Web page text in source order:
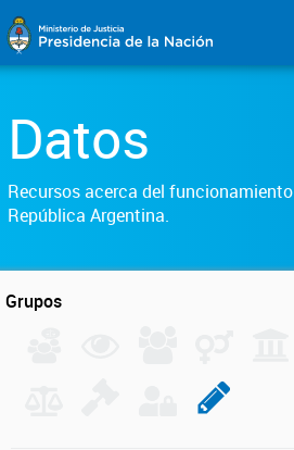
Datos
Recursos acerca del
República Argentina.
Grupos